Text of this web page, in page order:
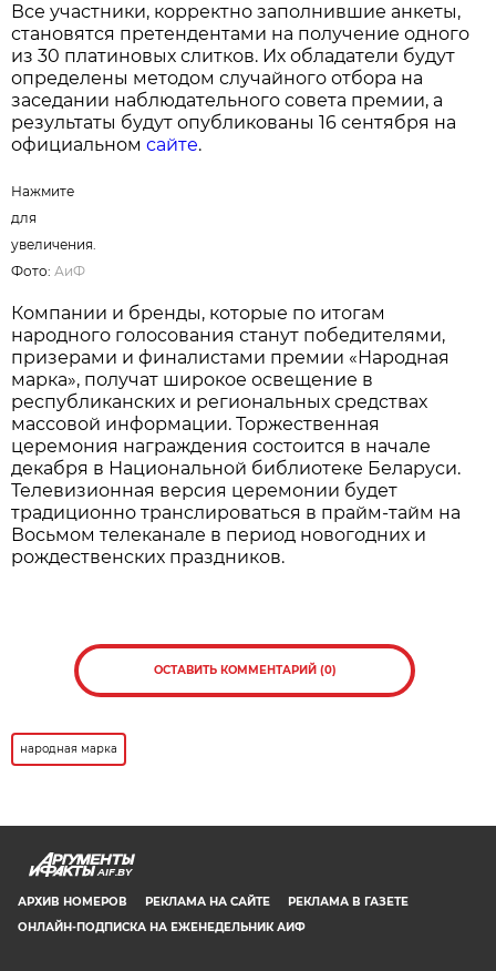
Все участники, корректно заполнившие анкеты,
становятся претендентами на получение одного
из 30 платиновых слитков. Их обладатели будут
определены методом случайного отбора на
заседании наблюдательного совета премии, а
результаты будут опубликованы 16 сентября на
официальномсайте.
Нажмите
для
увеличения.
Фото:АиФ
Компании и бренды, которые по итогам
народного голосования станут победителями,
призерами и финалистами премии «Народная
марка», получат широкое освещение в
республиканских и региональных средствах
массовой информации. Торжественная
церемония награждения состоится в начале
декабря в Национальной библиотеке Беларуси.
Телевизионная версия церемонии будет
традиционно транслироваться в прайм-тайм на
Восьмом телеканале в период новогодних и
рождественских праздников.
ОСТАВИТЬ КОММЕНТАРИЙ (0)
народная марка
AIF.BY
АРХИВ НОМЕРОВ РЕКЛАМА НА САЙТЕ
РЕКЛАМА В ГАЗЕТЕ
ОНЛАЙН-ПОДПИСКА НА ЕЖЕНЕДЕЛЬНИК АИФ